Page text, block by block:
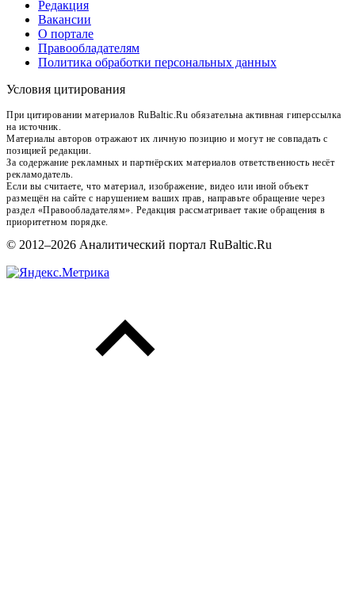
Редакция
Вакансии
О портале
Правообладателям
Политика обработки персональных данных
Условия цитирования
При цитировании материалов RuBaltic.Ru обязательна активная гиперссылка
на источник.
Материалы авторов отражают их личную позицию и могут не совпадать с
позицией редакции.
За содержание рекламных и партнёрских материалов ответственность несёт
рекламодатель.
Если вы считаете, что материал, изображение, видео или иной объект
размещён на сайте с нарушением ваших прав, направьте обращение через
раздел «Правообладателям». Редакция рассматривает такие обращения в
приоритетном порядке.
© 2012–2026 Аналитический портал RuBaltic.Ru